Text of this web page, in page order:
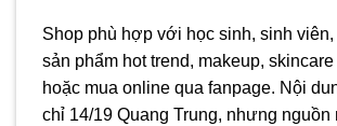
Shop phù hợp với học sinh, sinh
sản phẩm hot trend, makeup,
hoặc mua online qua fanpage. Nội
chỉ 14/19 Quang Trung, nhưng